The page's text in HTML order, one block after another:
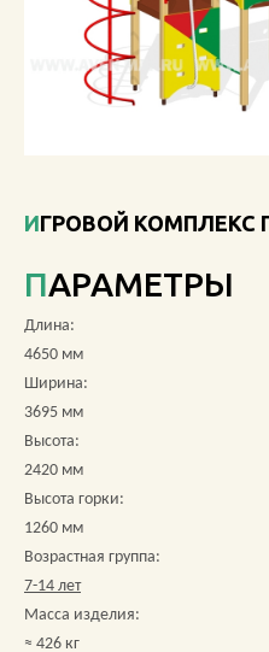
О
ИГРОВОЙ КОМПЛЕКС
ПАРАМЕТРЫ
Длина:
4650 мм
Ширина:
3695 мм
Высота:
2420 мм
Высота горки:
1260 мм
Возрастная группа:
7-14 лет
Масса изделия:
≈ 426 кг